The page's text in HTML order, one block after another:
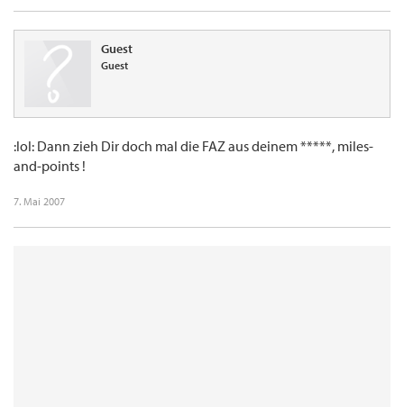
Guest
Guest
:lol: Dann zieh Dir doch mal die FAZ aus deinem *****, miles-
and-points !
7. Mai 2007